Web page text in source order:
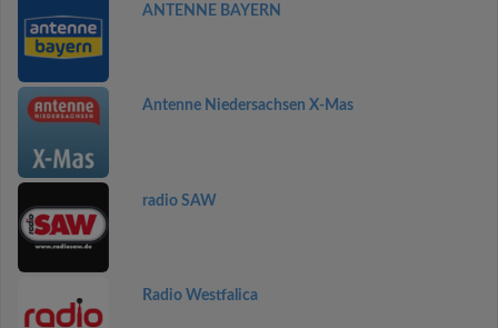
ANTENNE BAYERN
Antenne Niedersachsen X-Mas
radio SAW
Radio Westfalica